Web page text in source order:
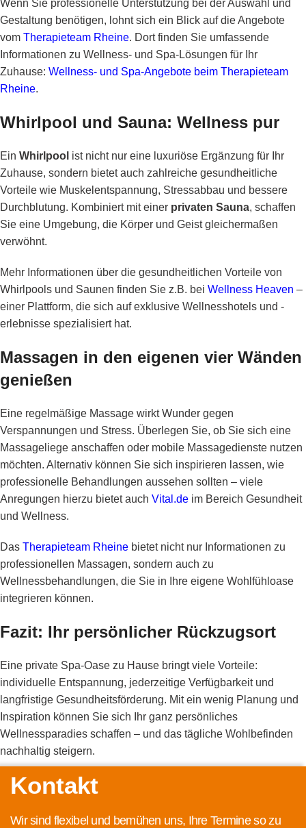
Wenn Sie professionelle Unterstützung bei der Auswahl und
Gestaltung benötigen, lohnt sich ein Blick auf die Angebote
vom Therapieteam Rheine. Dort finden Sie umfassende
Informationen zu Wellness- und Spa-Lösungen für Ihr
Zuhause: Wellness- und Spa-Angebote beim Therapieteam
Rheine.
Whirlpool und Sauna: Wellness pur
Ein Whirlpool ist nicht nur eine luxuriöse Ergänzung für Ihr
Zuhause, sondern bietet auch zahlreiche gesundheitliche
Vorteile wie Muskelentspannung, Stressabbau und bessere
Durchblutung. Kombiniert mit einer privaten Sauna, schaffen
Sie eine Umgebung, die Körper und Geist gleichermaßen
verwöhnt.
Mehr Informationen über die gesundheitlichen Vorteile von
Whirlpools und Saunen finden Sie z.B. bei Wellness Heaven –
einer Plattform, die sich auf exklusive Wellnesshotels und -
erlebnisse spezialisiert hat.
Massagen in den eigenen vier Wänden
genießen
Eine regelmäßige Massage wirkt Wunder gegen
Verspannungen und Stress. Überlegen Sie, ob Sie sich eine
Massageliege anschaffen oder mobile Massagedienste nutzen
möchten. Alternativ können Sie sich inspirieren lassen, wie
professionelle Behandlungen aussehen sollten – viele
Anregungen hierzu bietet auch Vital.de im Bereich Gesundheit
und Wellness.
Das Therapieteam Rheine bietet nicht nur Informationen zu
professionellen Massagen, sondern auch zu
Wellnessbehandlungen, die Sie in Ihre eigene Wohlfühloase
integrieren können.
Fazit: Ihr persönlicher Rückzugsort
Eine private Spa-Oase zu Hause bringt viele Vorteile:
individuelle Entspannung, jederzeitige Verfügbarkeit und
langfristige Gesundheitsförderung. Mit ein wenig Planung und
Inspiration können Sie sich Ihr ganz persönliches
Wellnessparadies schaffen – und das tägliche Wohlbefinden
nachhaltig steigern.
Kontakt
Wir sind flexibel und bemühen uns, Ihre Termine so zu